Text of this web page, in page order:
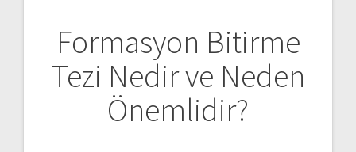
Formasyon Bitirme
Tezi Nedir ve Neden
Önemlidir?